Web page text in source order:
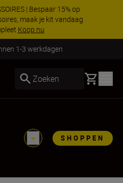
| Bespaar 15% op
maak je kit vandaag
Koop nu
1-3 werkdagen
Zoeken Basket
SHOPPEN